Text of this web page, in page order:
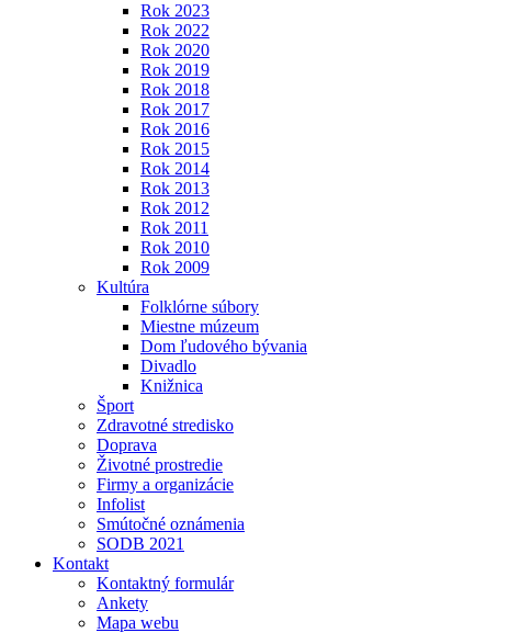
Rok 2023
Rok 2022
Rok 2020
Rok 2019
Rok 2018
Rok 2017
Rok 2016
Rok 2015
Rok 2014
Rok 2013
Rok 2012
Rok 2011
Rok 2010
Rok 2009
Kultúra
Folklórne súbory
Miestne múzeum
Dom ľudového bývania
Divadlo
Knižnica
Šport
Zdravotné stredisko
Doprava
Životné prostredie
Firmy a organizácie
Infolist
Smútočné oznámenia
SODB 2021
Kontakt
Kontaktný formulár
Ankety
Mapa webu